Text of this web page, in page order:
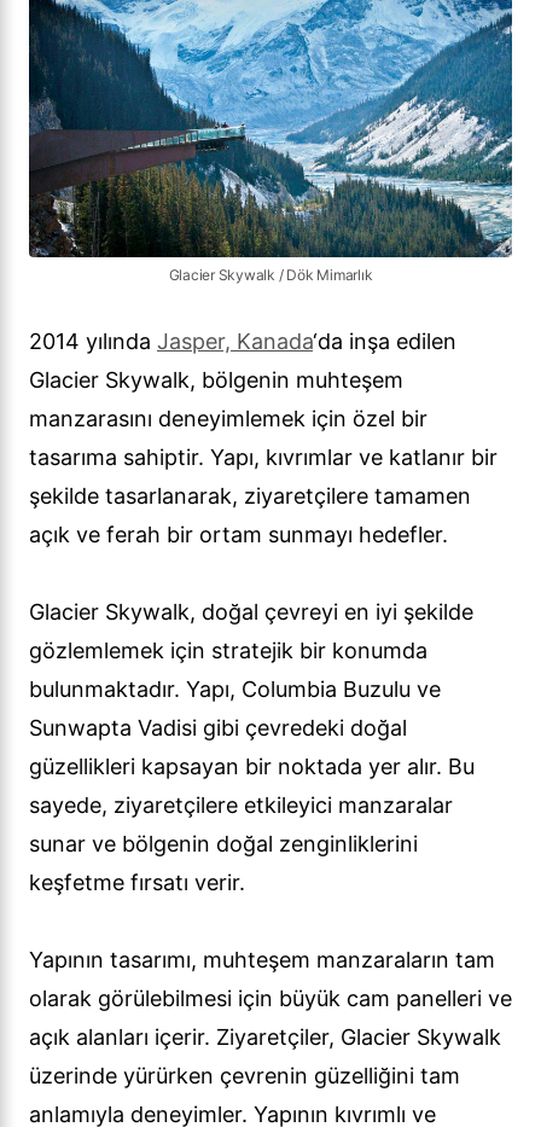
Glacier Skywalk / Dök Mimarlık
2014 yılında Jasper, Kanada‘da inşa edilen
Glacier Skywalk, bölgenin muhteşem
manzarasını deneyimlemek için özel bir
tasarıma sahiptir. Yapı, kıvrımlar ve katlanır bir
şekilde tasarlanarak, ziyaretçilere tamamen
açık ve ferah bir ortam sunmayı hedefler.
Glacier Skywalk, doğal çevreyi en iyi şekilde
gözlemlemek için stratejik bir konumda
bulunmaktadır. Yapı, Columbia Buzulu ve
Sunwapta Vadisi gibi çevredeki doğal
güzellikleri kapsayan bir noktada yer alır. Bu
sayede, ziyaretçilere etkileyici manzaralar
sunar ve bölgenin doğal zenginliklerini
keşfetme fırsatı verir.
Yapının tasarımı, muhteşem manzaraların tam
olarak görülebilmesi için büyük cam panelleri ve
açık alanları içerir. Ziyaretçiler, Glacier Skywalk
üzerinde yürürken çevrenin güzelliğini tam
anlamıyla deneyimler. Yapının kıvrımlı ve